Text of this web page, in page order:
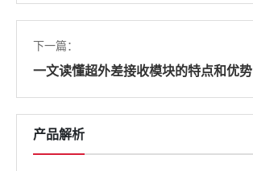
下一篇：
一文读懂超外差接收模块的特点和优势
产品解析